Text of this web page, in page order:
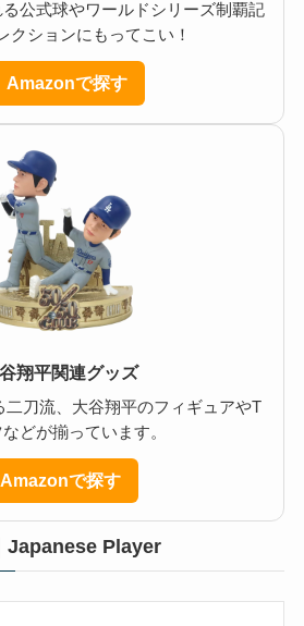
公式球やワールドシリーズ制覇記
クションにもってこい！
Amazonで探す
翔平関連グッズ
二刀流、大谷翔平のフィギュアやT
どが揃っています。
Amazonで探す
Japanese Player